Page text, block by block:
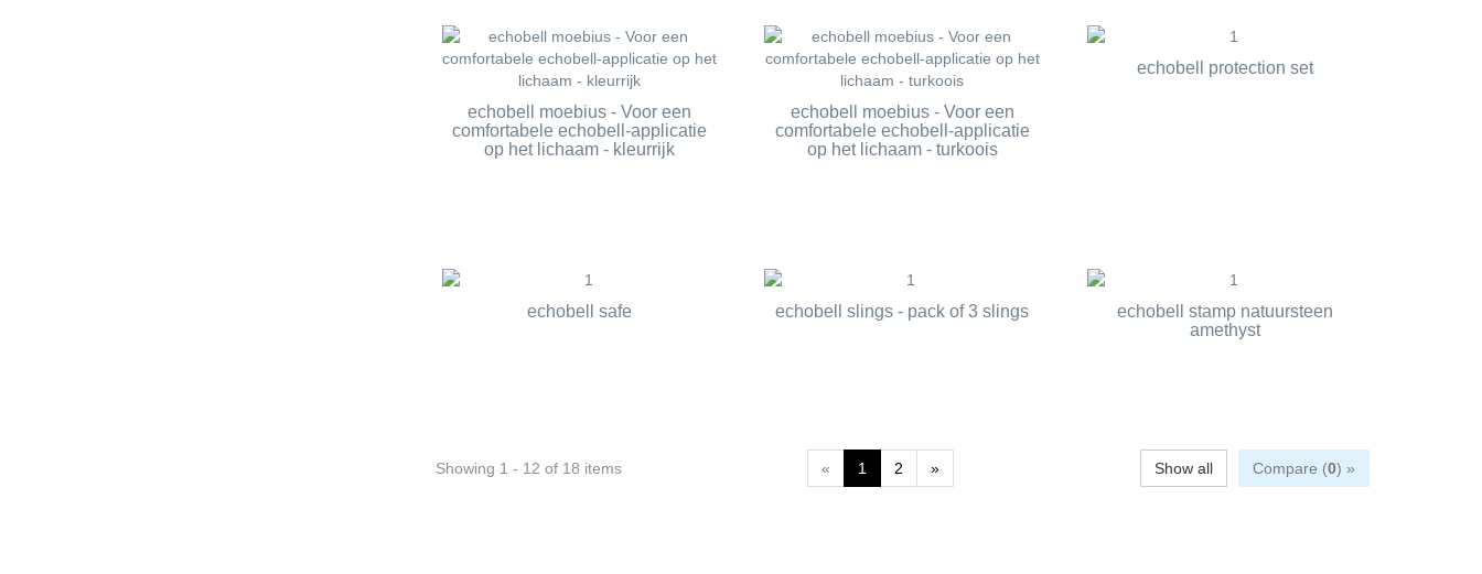
echobell moebius - Voor een
comfortabele echobell-applicatie
op het lichaam - kleurrijk
echobell moebius - Voor een
comfortabele echobell-applicatie
op het lichaam - turkoois
echobell protection set
echobell safe echobell slings - pack of 3 slings
echobell stamp natuursteen
amethyst
Compare (0) »
« 1 2 » Show all
Showing 1 - 12 of 18 items